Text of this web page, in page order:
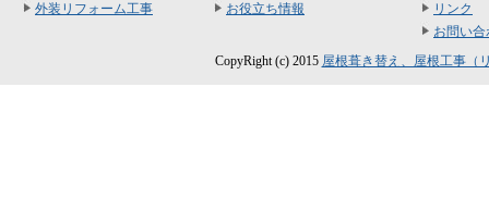
外装リフォーム工事
お役立ち情報
リンク
お問い合
CopyRight (c) 2015 屋根葺き替え、屋根工事（